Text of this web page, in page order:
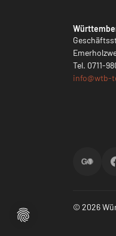
Tel. 0711-
info@wtb-
© 2026